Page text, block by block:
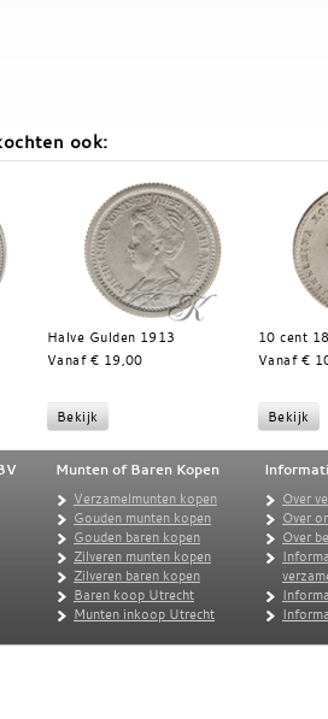
ook:
Halve Gulden 1913
Vanaf € 19,00
10 cent
Vanaf €
Munten of Baren Kopen
Verzamelmunten kopen
Gouden munten kopen
Gouden baren kopen
Zilveren munten kopen
Zilveren baren kopen
Baren koop Utrecht
Munten inkoop Utrecht
Over
Over
Over